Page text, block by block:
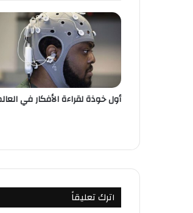
أول خوذة لقراءة الأفكار في
اترك تعليقاً